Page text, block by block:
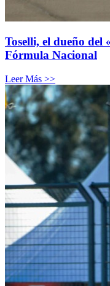
Toselli, el dueño del
Fórmula Nacional
Leer Más >>